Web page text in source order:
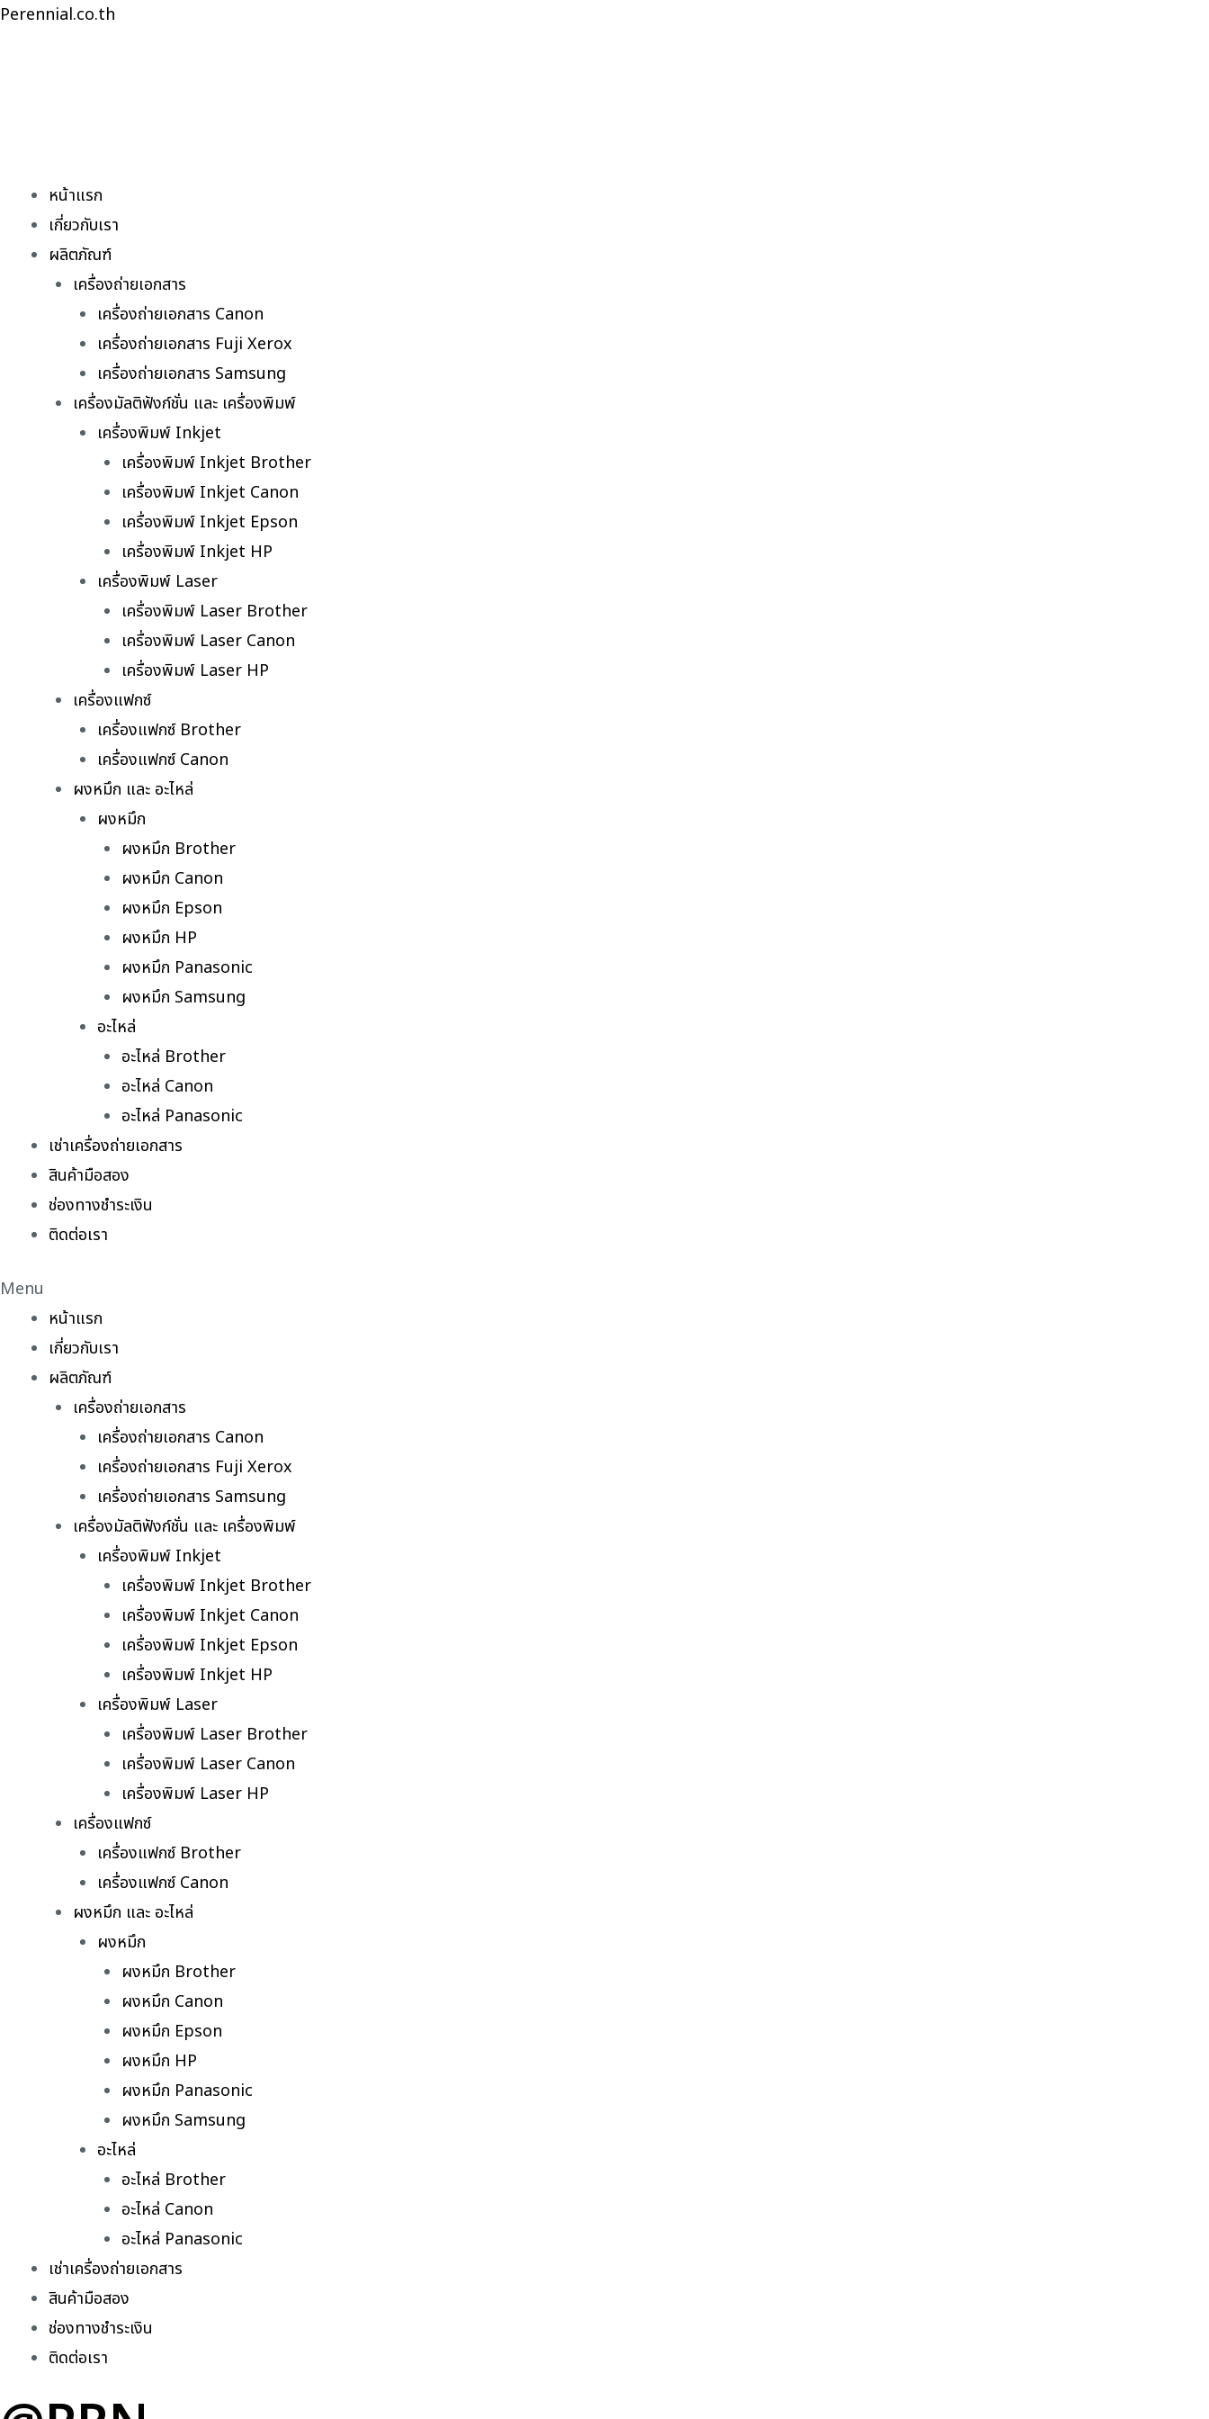
Skip
Perennial.co.th
หน้าแรก
เกี่ยวกับเรา
ผลิตภัณฑ์
เครื่องถ่ายเอกสาร
เครื่องถ่ายเอกสาร Canon
เครื่องถ่ายเอกสาร Fuji Xerox
เครื่องถ่ายเอกสาร Samsung
เครื่องมัลติฟังก์ชั่น และ เครื่องพิมพ์
เครื่องพิมพ์ Inkjet
เครื่องพิมพ์ Inkjet Brother
เครื่องพิมพ์ Inkjet Canon
เครื่องพิมพ์ Inkjet Epson
เครื่องพิมพ์ Inkjet HP
เครื่องพิมพ์ Laser
เครื่องพิมพ์ Laser Brother
เครื่องพิมพ์ Laser Canon
เครื่องพิมพ์ Laser HP
เครื่องแฟกซ์
เครื่องแฟกซ์ Brother
เครื่องแฟกซ์ Canon
ผงหมึก และ อะไหล่
ผงหมึก
ผงหมึก Brother
ผงหมึก Canon
ผงหมึก Epson
ผงหมึก HP
ผงหมึก Panasonic
ผงหมึก Samsung
อะไหล่
อะไหล่ Brother
อะไหล่ Canon
อะไหล่ Panasonic
เช่าเครื่องถ่ายเอกสาร
สินค้ามือสอง
ช่องทางชำระเงิน
ติดต่อเรา
Menu
หน้าแรก
เกี่ยวกับเรา
ผลิตภัณฑ์
เครื่องถ่ายเอกสาร
เครื่องถ่ายเอกสาร Canon
เครื่องถ่ายเอกสาร Fuji Xerox
เครื่องถ่ายเอกสาร Samsung
เครื่องมัลติฟังก์ชั่น และ เครื่องพิมพ์
เครื่องพิมพ์ Inkjet
เครื่องพิมพ์ Inkjet Brother
เครื่องพิมพ์ Inkjet Canon
เครื่องพิมพ์ Inkjet Epson
เครื่องพิมพ์ Inkjet HP
เครื่องพิมพ์ Laser
เครื่องพิมพ์ Laser Brother
เครื่องพิมพ์ Laser Canon
เครื่องพิมพ์ Laser HP
เครื่องแฟกซ์
เครื่องแฟกซ์ Brother
เครื่องแฟกซ์ Canon
ผงหมึก และ อะไหล่
ผงหมึก
ผงหมึก Brother
ผงหมึก Canon
ผงหมึก Epson
ผงหมึก HP
ผงหมึก Panasonic
ผงหมึก Samsung
อะไหล่
อะไหล่ Brother
อะไหล่ Canon
อะไหล่ Panasonic
เช่าเครื่องถ่ายเอกสาร
สินค้ามือสอง
ช่องทางชำระเงิน
ติดต่อเรา